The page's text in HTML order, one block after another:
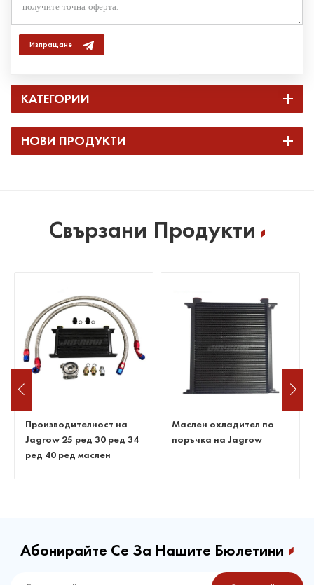
Изпращане
КАТЕГОРИИ
НОВИ ПРОДУКТИ
Свързани Продукти
Производителност на
Jagrow 25 ред 30 ред 34
ред 40 ред маслен
Маслен охладител по
поръчка на Jagrow
Абонирайте Се За Нашите Бюлетини